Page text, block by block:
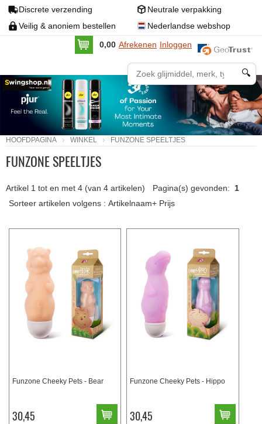
Discrete verzending
Neutrale verpakking
Veilig & anoniem bestellen
Nederlandse webshop
0,00 Afrekenen Inloggen
🔍
HOOFDPAGINA WINKEL FUNZONE SPEELTJES
FUNZONE SPEELTJES
Pagina(s) gevonden: 1
Artikel 1 tot en met 4 (van 4 artikelen)
Sorteer artikelen volgens : Artikelnaam+ Prijs
Funzone Cheeky Pets - Bear
30,45
Funzone Cheeky Pets - Hippo
30,45